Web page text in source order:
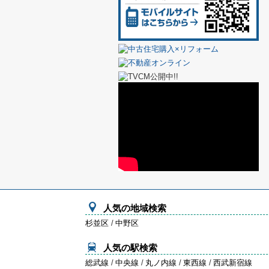
人気の地域検索
杉並区 / 中野区
人気の駅検索
総武線 / 中央線 / 丸ノ内線 / 東西線 / 西武新宿線